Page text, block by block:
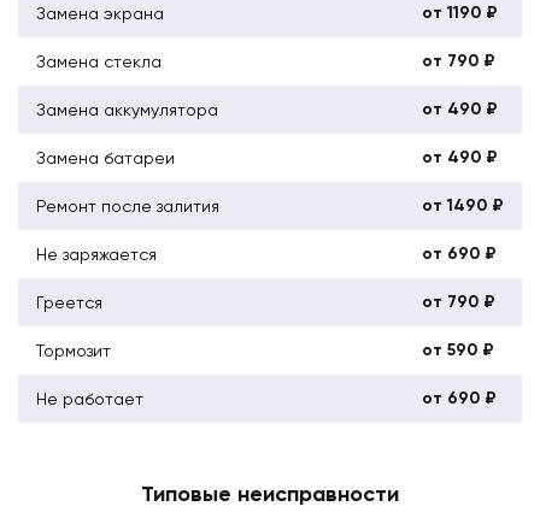
Замена экрана от 1190 ₽
Замена стекла от 790 ₽
Замена аккумулятора от 490 ₽
Замена батареи от 490 ₽
Ремонт после залития от 1490 ₽
Не заряжается от 690 ₽
Греется от 790 ₽
Тормозит от 590 ₽
Не работает от 690 ₽
Типовые неисправности